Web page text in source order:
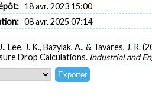
18 avr. 2023 15:00
08 avr. 2025 07:14
Lee, J. K., Bazylak, A., & Tavares, J.
Drop Calculations. Industrial and